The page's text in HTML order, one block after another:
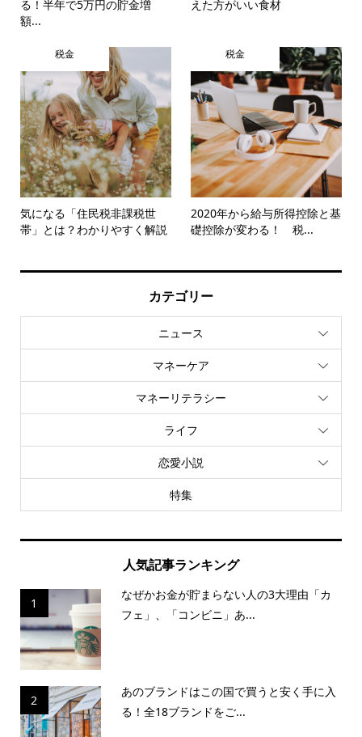
る！半年で5万円の貯金増
額...
えた方がいい食材
税金
気になる「住民税非課税世
帯」とは？わかりやすく解説
税金
2020年から給与所得控除と基
礎控除が変わる！ 税...
カテゴリー
ニュース
マネーケア
マネーリテラシー
ライフ
恋愛小説
特集
人気記事ランキング
1
なぜかお金が貯まらない人の3大理由「カ
フェ」、「コンビニ」あ...
2
あのブランドはこの国で買うと安く手に入
る！全18ブランドをご...